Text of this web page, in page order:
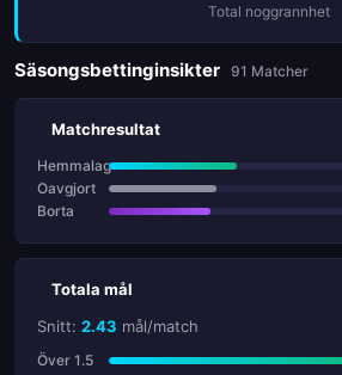
Total noggrannhet
Säsongsbettinginsikter 91 Matcher
Matchresultat
Hemmalag
Oavgjort
Borta
Totala mål
Snitt: 2.43 mål/match
Över 1.5